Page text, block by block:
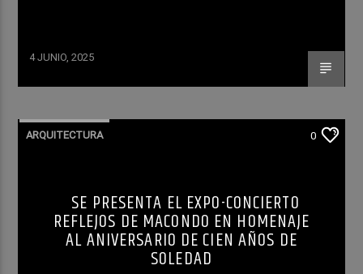
4 JUNIO, 2025
ARQUITECTURA 0
SE PRESENTA EL EXPO-CONCIERTO
REFLEJOS DE MACONDO EN HOMENAJE
AL ANIVERSARIO DE CIEN AÑOS DE
SOLEDAD